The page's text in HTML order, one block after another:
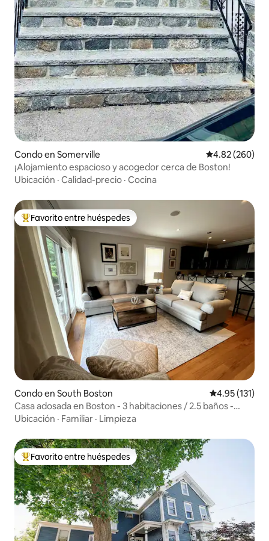
Condo en Somerville Calificación
4.82 (260)
¡Alojamiento espacioso y acogedor cerca de Boston!
Ubicación · Calidad-precio · Cocina
Favorito entre huéspedes preferido
Favorito entre huéspedes
Condo en South Boston Calificación
4.95 (131)
Casa adosada en Boston - 3 habitaciones / 2.5 baños -
Seaport BCEC
Ubicación · Familiar · Limpieza
Favorito entre huéspedes preferido
Favorito entre huéspedes